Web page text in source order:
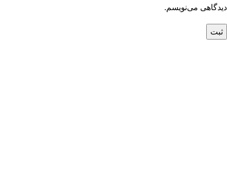
دیدگاهی می‌نویسم.